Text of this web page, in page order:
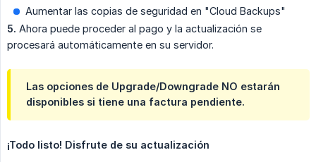
Aumentar las copias de seguridad en "Cloud Backups"
5. Ahora puede proceder al pago y la actualización se
procesará automáticamente en su servidor.
Las opciones de Upgrade/Downgrade NO estarán
disponibles si tiene una factura pendiente.
¡Todo listo! Disfrute de su actualización